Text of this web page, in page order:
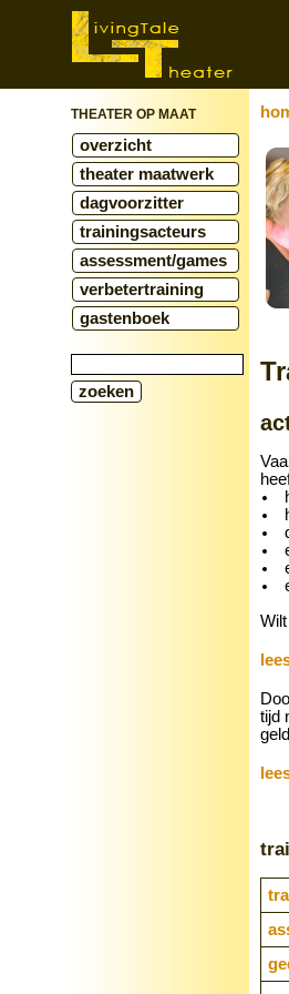
THEATER OP MAAT
overzicht
theater maatwerk
dagvoorzitter
trainingsacteurs
assessment/games
verbetertraining
gastenboek
tijd